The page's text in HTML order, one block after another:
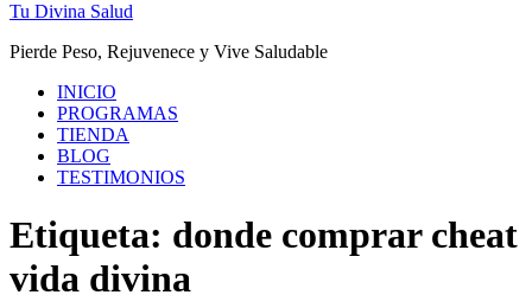
Tu Divina Salud
Pierde Peso, Rejuvenece y Vive Saludable
INICIO
PROGRAMAS
TIENDA
BLOG
TESTIMONIOS
Etiqueta: donde comprar cheat
vida divina